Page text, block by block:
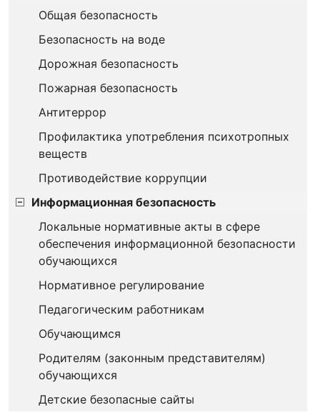
Общая безопасность
Безопасность на воде
Дорожная безопасность
Пожарная безопасность
Антитеррор
Профилактика употребления психотропных
веществ
Противодействие коррупции
Информационная безопасность
Локальные нормативные акты в сфере
обеспечения информационной безопасности
обучающихся
Нормативное регулирование
Педагогическим работникам
Обучающимся
Родителям (законным представителям)
обучающихся
Детские безопасные сайты